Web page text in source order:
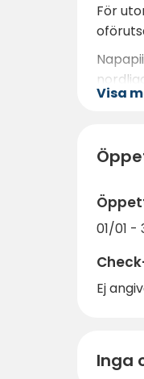
För
Visa
01/01 -
Ej
Inga